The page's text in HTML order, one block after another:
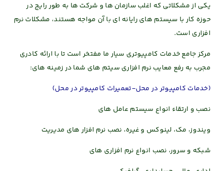
یکی از مشکلاتی که اغلب سازمان ها و شرکت ها به طور رایج در
حوزه کار با سیستم های رایانه ای با آن مواجه هستند، مشکلات نرم
افزاری است.
مرکز جامعخدمات کامپیوتری سیارما مفتخر است تا با ارائه کادری
مجرب به رفع معایب نرم افزاری سیتم های شما در زمینه های:
(خدمات کامپیوتر در محل-تعمیرات کامپیوتر در محل)
نصب و ارتقاء انواع سیستم عامل های
ویندوز، مک، لینوکس و غیره، نصب نرم افزار های مدیریت
شبکه و سرور، نصب انواع نرم افزاری های